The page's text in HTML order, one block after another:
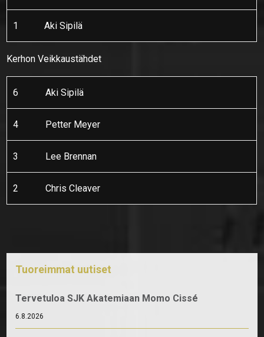
1 Aki Sipilä
Kerhon Veikkaustähdet
6 Aki Sipilä
4 Petter Meyer
3 Lee Brennan
2 Chris Cleaver
Tuoreimmat uutiset
Tervetuloa SJK Akatemiaan Momo Cissé
6.8.2026